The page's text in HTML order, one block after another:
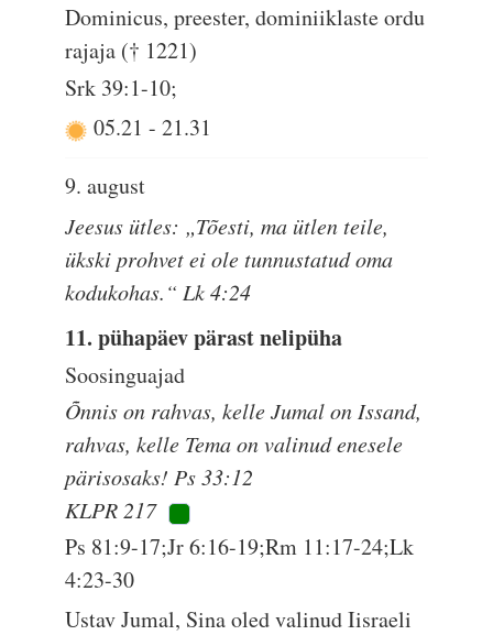
Dominicus, preester, dominiiklaste ordu
rajaja († 1221)
Srk 39:1-10;
05.21-21.31
9. august
Jeesus ütles: „Tõesti, ma ütlen teile,
ükski prohvet ei ole tunnustatud oma
kodukohas.“ Lk 4:24
11. pühapäev pärast nelipüha
Soosinguajad
Õnnis on rahvas, kelle Jumal on Issand,
rahvas, kelle Tema on valinud enesele
pärisosaks! Ps 33:12
KLPR 217
Ps 81:9-17;Jr 6:16-19;Rm 11:17-24;Lk
4:23-30
Ustav Jumal, Sina oled valinud Iisraeli